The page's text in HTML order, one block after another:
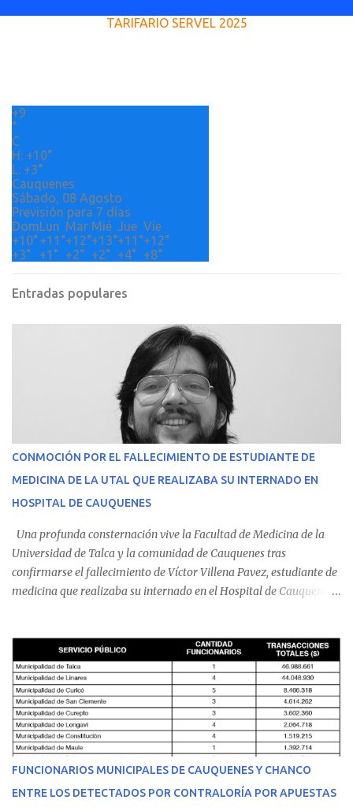
s
TARIFARIO SERVEL 2025
+9
°
C
H: +10°
L: +3°
Cauquenes
Sábado, 08 Agosto
Previsión para 7 días
DomLun Mar Mié Jue Vie
+10°+11°+12°+13°+11°+12°
+3° +1° +2° +2° +4° +8°
Entradas populares
CONMOCIÓN POR EL FALLECIMIENTO DE ESTUDIANTE DE
MEDICINA DE LA UTAL QUE REALIZABA SU INTERNADO EN
HOSPITAL DE CAUQUENES
Una profunda consternación vive la Facultad de Medicina de la
Universidad de Talca y la comunidad de Cauquenes tras
confirmarse el fallecimiento de Víctor Villena Pavez, estudiante de
medicina que realizaba su internado en el Hospital de Cauquenes.
malestares físicos. Dada la complejidad de su estado de salud, el
equipo médico determinó su traslado de urgencia al Hospital
Regional de Talca y dado la urgencia la ambulancia partió hacia
Talca con escolta de Carabineros. En medio del traslado, el
estudiante de medicina de 25 años, se agravó y pese a los esfuerzos
del personal de emergencia terminó falleciendo, sin alcanzar a
recibir atención especializada en el centro de destino. Apenas se
conoció la gravedad de su condición, sus padres —residentes en
Villarrica— se trasladaron a Cauquenes con la esperanza de una
FUNCIONARIOS MUNICIPALES DE CAUQUENES Y CHANCO
ENTRE LOS DETECTADOS POR CONTRALORÍA POR APUESTAS